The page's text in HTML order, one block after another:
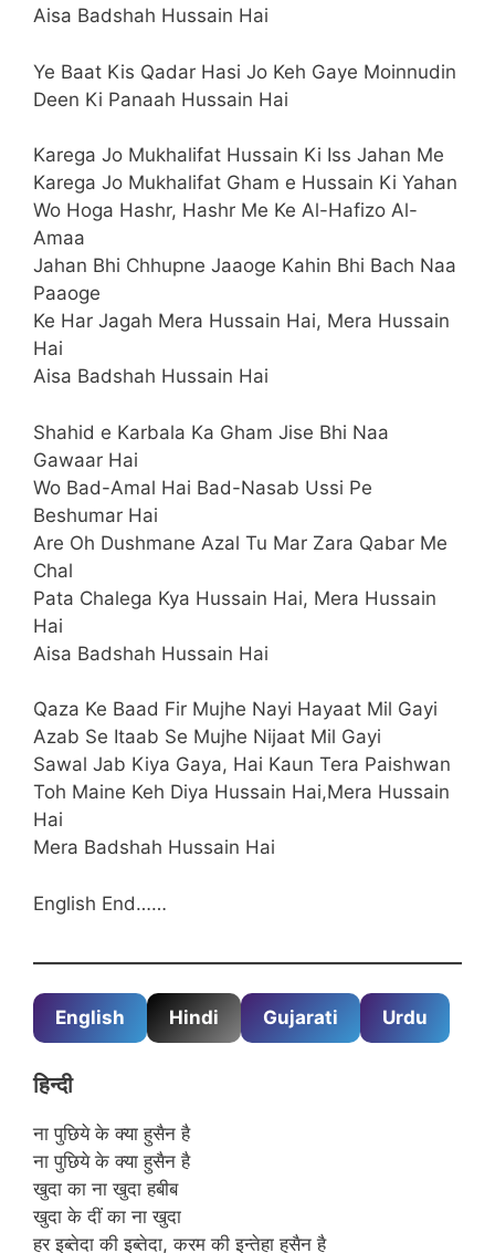
Aisa Badshah Hussain Hai
Ye Baat Kis Qadar Hasi Jo Keh Gaye Moinnudin
Deen Ki Panaah Hussain Hai
Karega Jo Mukhalifat Hussain Ki Iss Jahan Me
Karega Jo Mukhalifat Gham e Hussain Ki Yahan
Wo Hoga Hashr, Hashr Me Ke Al-Hafizo Al-
Amaa
Jahan Bhi Chhupne Jaaoge Kahin Bhi Bach Naa
Paaoge
Ke Har Jagah Mera Hussain Hai, Mera Hussain
Hai
Aisa Badshah Hussain Hai
Shahid e Karbala Ka Gham Jise Bhi Naa
Gawaar Hai
Wo Bad-Amal Hai Bad-Nasab Ussi Pe
Beshumar Hai
Are Oh Dushmane Azal Tu Mar Zara Qabar Me
Chal
Pata Chalega Kya Hussain Hai, Mera Hussain
Hai
Aisa Badshah Hussain Hai
Qaza Ke Baad Fir Mujhe Nayi Hayaat Mil Gayi
Azab Se Itaab Se Mujhe Nijaat Mil Gayi
Sawal Jab Kiya Gaya, Hai Kaun Tera Paishwan
Toh Maine Keh Diya Hussain Hai,Mera Hussain
Hai
Mera Badshah Hussain Hai
English End……
English Hindi Gujarati Urdu
हिन्दी
ना पुछिये के क्या हुसैन है
ना पुछिये के क्या हुसैन है
खुदा का ना खुदा हबीब
खुदा के दीं का ना खुदा
हर इब्तेदा की इब्तेदा, करम की इन्तेहा हुसैन है